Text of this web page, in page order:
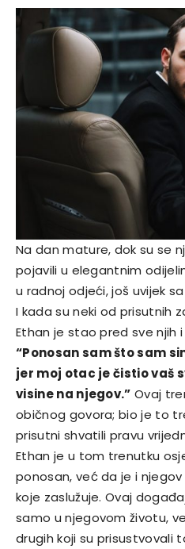
Na dan mature, dok su se
pojavili u elegantnim
u radnoj odjeći, još uvijek
I kada su neki od prisutnih
Ethan je stao pred sve njih
“Ponosan sam što sam
jer moj otac je čistio vaš
visine na njegov.” Ovaj
običnog govora; bio je to
prisutni shvatili pravu
Ethan je u tom trenutku
ponosan, već da je i
koje zaslužuje. Ovaj
samo u njegovom životu,
drugih koji su prisustvovali